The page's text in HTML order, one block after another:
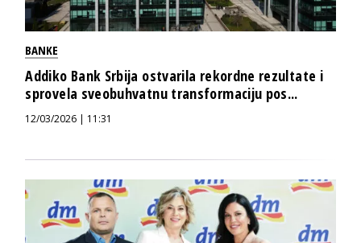
BANKE
Addiko Bank Srbija ostvarila rekordne rezultate i
sprovela sveobuhvatnu transformaciju pos...
12/03/2026 | 11:31